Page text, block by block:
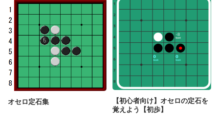
オセロ定石集
【初心者向け】オセロの定石を
覚えよう【初歩】